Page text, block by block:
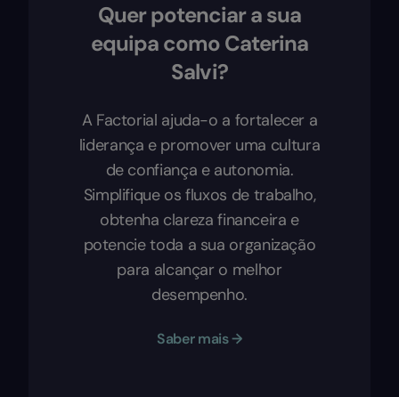
Quer potenciar a sua
equipa como Caterina
Salvi?
A Factorial ajuda-o a fortalecer a
liderança e promover uma cultura
de confiança e autonomia.
Simplifique os fluxos de trabalho,
obtenha clareza financeira e
potencie toda a sua organização
para alcançar o melhor
desempenho.
Saber mais →